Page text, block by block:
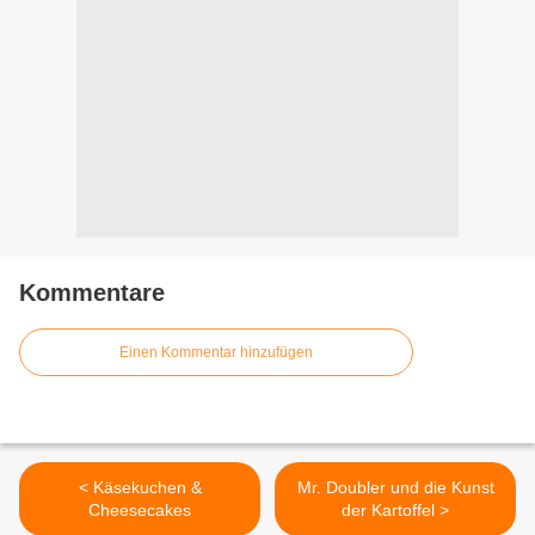
Kommentare
Einen Kommentar hinzufügen
< Käsekuchen &
Cheesecakes
Mr. Doubler und die Kunst
der Kartoffel >